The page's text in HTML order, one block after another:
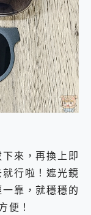
來，再換上即
行啦！遮光鏡
靠，就穩穩的
便！